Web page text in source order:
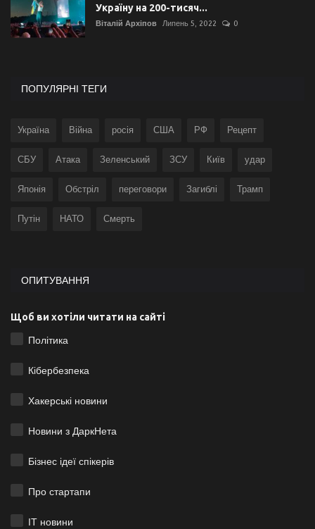
Україну на 200-тисяч...
Віталій Архіпов Липень 5, 2022 0
ПОПУЛЯРНІ ТЕГИ
Україна Війна росія США РФ Рецепт
СБУ Атака Зеленський ЗСУ Київ удар
Японія Обстріл переговори Загиблі Трамп
Путін НАТО Смерть
ОПИТУВАННЯ
Щоб ви хотіли читати на сайті
Політика
Кібербезпека
Хакерські новини
Новини з ДаркНета
Бізнес ідеї спікерів
Про стартапи
ІТ новини